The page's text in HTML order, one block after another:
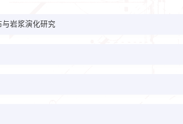
与岩浆演化研究